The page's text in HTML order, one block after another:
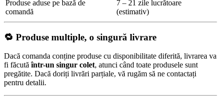
Produse aduse pe bază de
comandă
7 – 21 zile lucrătoare
(estimativ)
🔁 Produse multiple, o singură livrare
Dacă comanda conține produse cu disponibilitate diferită, livrarea va
fi făcutăîntr-un singur colet, atunci când toate produsele sunt
pregătite. Dacă doriți livrări parțiale, vă rugăm să ne contactați
pentru detalii.